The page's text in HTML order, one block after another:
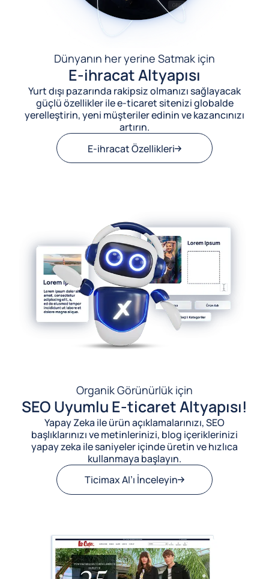
Dünyanın her yerine Satmak için
E-ihracat Altyapısı
Yurt dışı pazarında rakipsiz olmanızı sağlayacak
güçlü özellikler ile e-ticaret sitenizi globalde
yerelleştirin, yeni müşteriler edinin ve kazancınızı
artırın.
E-ihracat Özellikleri
Organik Görünürlük için
SEO Uyumlu E-ticaret Altyapısı!
Yapay Zeka ile ürün açıklamalarınızı, SEO
başlıklarınızı ve metinlerinizi, blog içeriklerinizi
yapay zeka ile saniyeler içinde üretin ve hızlıca
kullanmaya başlayın.
Ticimax AI’ı İnceleyin